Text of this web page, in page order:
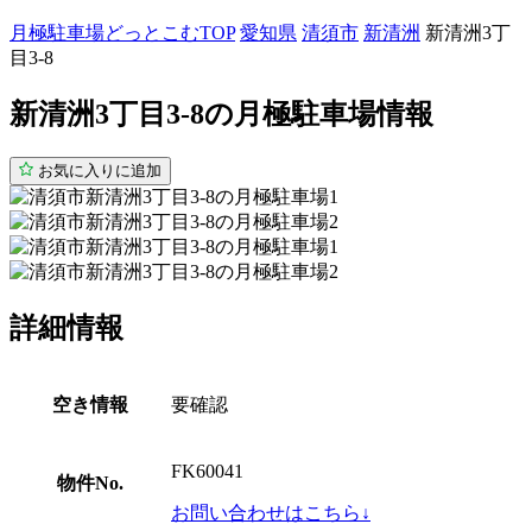
月極駐車場どっとこむTOP 愛知県 清須市 新清洲 新清洲3丁
目3-8
新清洲3丁目3-8の月極駐車場情報
お気に入りに追加
詳細情報
空き情報 要確認
物件No.
FK60041
お問い合わせはこちら↓